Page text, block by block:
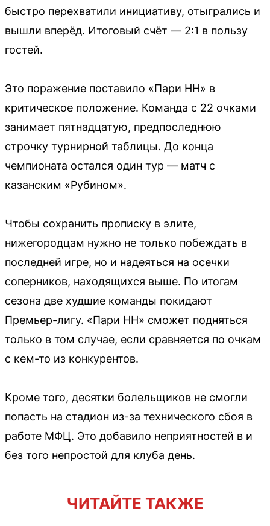
быстро перехватили инициативу, отыгрались и
вышли вперёд. Итоговый счёт — 2:1 в пользу
гостей.
Это поражение поставило «Пари НН» в
критическое положение. Команда с 22 очками
занимает пятнадцатую, предпоследнюю
строчку турнирной таблицы. До конца
чемпионата остался один тур — матч с
казанским «Рубином».
Чтобы сохранить прописку в элите,
нижегородцам нужно не только побеждать в
последней игре, но и надеяться на осечки
соперников, находящихся выше. По итогам
сезона две худшие команды покидают
Премьер-лигу. «Пари НН» сможет подняться
только в том случае, если сравняется по очкам
с кем-то из конкурентов.
Кроме того, десятки болельщиков не смогли
попасть на стадион из-за технического сбоя в
работе МФЦ. Это добавило неприятностей в и
без того непростой для клуба день.
ЧИТАЙТЕ ТАКЖЕ